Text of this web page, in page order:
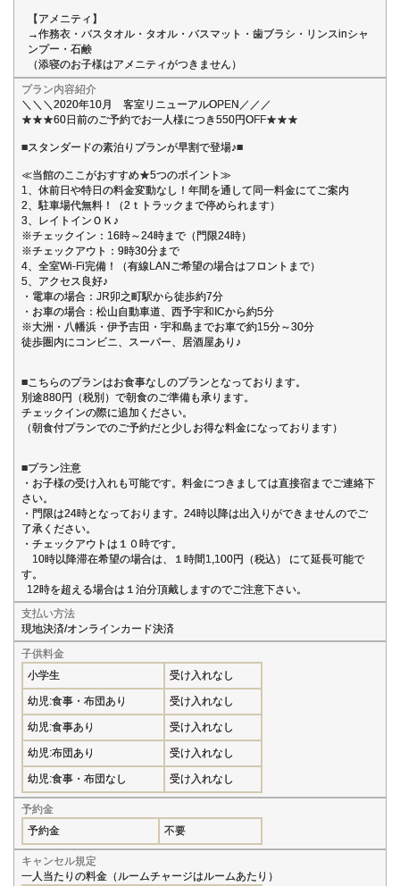
【アメニティ】
→作務衣・バスタオル・タオル・バスマット・歯ブラシ・リンスinシャ
ンプー・石鹸
（添寝のお子様はアメニティがつきません）
プラン内容紹介
＼＼＼2020年10月 客室リニューアルOPEN／／／
★★★60日前のご予約でお一人様につき550円OFF★★★
■スタンダードの素泊りプランが早割で登場♪■
≪当館のここがおすすめ★5つのポイント≫
1、休前日や特日の料金変動なし！年間を通して同一料金にてご案内
2、駐車場代無料！（2ｔトラックまで停められます）
3、レイトインＯＫ♪
※チェックイン：16時～24時まで（門限24時）
※チェックアウト：9時30分まで
4、全室Wi-Fi完備！（有線LANご希望の場合はフロントまで）
5、アクセス良好♪
・電車の場合：JR卯之町駅から徒歩約7分
・お車の場合：松山自動車道、西予宇和ICから約5分
※大洲・八幡浜・伊予吉田・宇和島までお車で約15分～30分
徒歩圏内にコンビニ、スーパー、居酒屋あり♪
■こちらのプランはお食事なしのプランとなっております。
別途880円（税別）で朝食のご準備も承ります。
チェックインの際に追加ください。
（朝食付プランでのご予約だと少しお得な料金になっております）
■プラン注意
・お子様の受け入れも可能です。料金につきましては直接宿までご連絡下
さい。
・門限は24時となっております。24時以降は出入りができませんのでご
了承ください。
・チェックアウトは１０時です。
10時以降滞在希望の場合は、１時間1,100円（税込） にて延長可能で
す。
12時を超える場合は１泊分頂戴しますのでご注意下さい。
支払い方法
現地決済/オンラインカード決済
子供料金
小学生
受け入れなし
幼児:食事・布団あり 受け入れなし
幼児:食事あり 受け入れなし
幼児:布団あり 受け入れなし
幼児:食事・布団なし 受け入れなし
予約金
予約金
不要
キャンセル規定
一人当たりの料金（ルームチャージはルームあたり）